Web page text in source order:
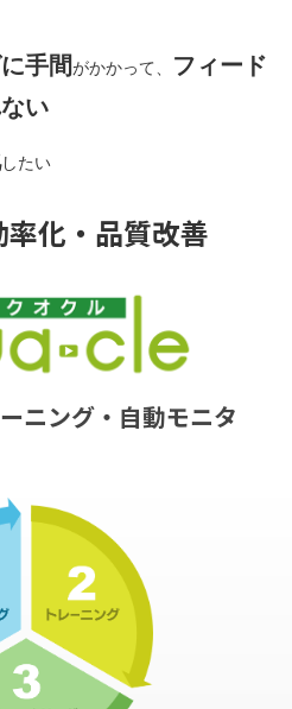
手間がかかって、 フィード
い
したい
化‧品質改善
ニング‧⾃動モニタ